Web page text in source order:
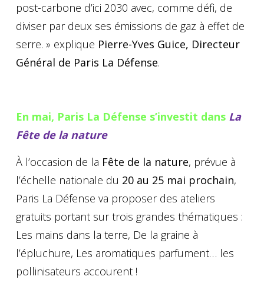
post-carbone d’ici 2030 avec, comme défi, de
diviser par deux ses émissions de gaz à effet de
serre. » explique Pierre-Yves Guice, Directeur
Général de Paris La Défense.
En mai, Paris La Défense s’investit dans La
Fête de la nature
À l’occasion de la Fête de la nature, prévue à
l’échelle nationale du 20 au 25 mai prochain,
Paris La Défense va proposer des ateliers
gratuits portant sur trois grandes thématiques :
Les mains dans la terre, De la graine à
l’épluchure, Les aromatiques parfument… les
pollinisateurs accourent !